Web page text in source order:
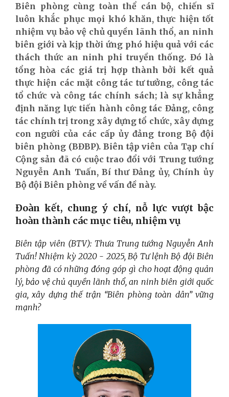
Biên phòng cùng toàn thể cán bộ, chiến sĩ
luôn khắc phục mọi khó khăn, thực hiện tốt
nhiệm vụ bảo vệ chủ quyền lãnh thổ, an ninh
biên giới và kịp thời ứng phó hiệu quả với các
thách thức an ninh phi truyền thống. Đó là
tổng hòa các giá trị hợp thành bởi kết quả
thực hiện các mặt công tác tư tưởng, công tác
tổ chức và công tác chính sách; là sự khẳng
định năng lực tiến hành công tác Đảng, công
tác chính trị trong xây dựng tổ chức, xây dựng
con người của các cấp ủy đảng trong Bộ đội
biên phòng (BĐBP). Biên tập viên của Tạp chí
Cộng sản đã có cuộc trao đổi với Trung tướng
Nguyễn Anh Tuấn, Bí thư Đảng ủy, Chính ủy
Bộ đội Biên phòng về vấn đề này.
Đoàn kết, chung ý chí, nỗ lực vượt bậc
hoàn thành các mục tiêu, nhiệm vụ
Biên tập viên (BTV): Thưa Trung tướng Nguyễn Anh
Tuấn! Nhiệm kỳ 2020 - 2025, Bộ Tư lệnh Bộ đội Biên
phòng đã có những đóng góp gì cho hoạt động quản
lý, bảo vệ chủ quyền lãnh thổ, an ninh biên giới quốc
gia, xây dựng thế trận “Biên phòng toàn dân” vững
mạnh?